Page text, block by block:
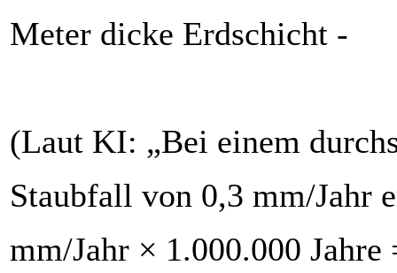
Meter dicke Erdschicht -
(Laut KI: „Bei einem
Staubfall von 0,3 mm/Jahr
mm/Jahr × 1.000.000 Jahre